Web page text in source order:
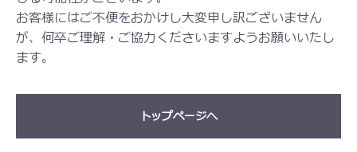
お客様にはご不便をおかけし大変申し訳ございません
が、何卒ご理解・ご協力くださいますようお願いいたし
ます。
トップページへ